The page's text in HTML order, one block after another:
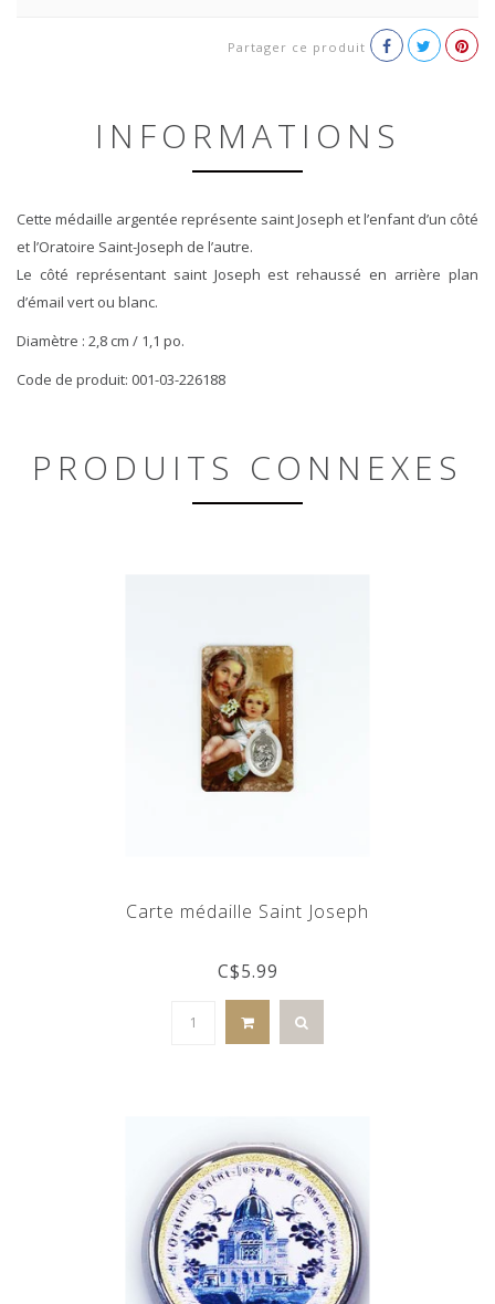
Partager ce produit
INFORMATIONS
Cette médaille argentée représente saint Joseph et l’enfant d’un côté
et l’Oratoire Saint-Joseph de l’autre.
Le côté représentant saint Joseph est rehaussé en arrière plan
d’émail vert ou blanc.
Diamètre : 2,8 cm / 1,1 po.
Code de produit: 001-03-226188
PRODUITS CONNEXES
Carte médaille Saint Joseph
C$5.99